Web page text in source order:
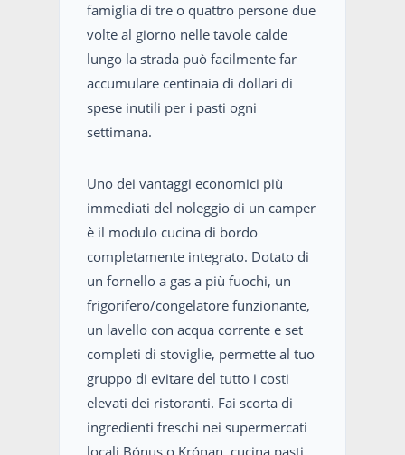
famiglia di tre o quattro persone due
volte al giorno nelle tavole calde
lungo la strada può facilmente far
accumulare centinaia di dollari di
spese inutili per i pasti ogni
settimana.
Uno dei vantaggi economici più
immediati del noleggio di un camper
è il modulo cucina di bordo
completamente integrato. Dotato di
un fornello a gas a più fuochi, un
frigorifero/congelatore funzionante,
un lavello con acqua corrente e set
completi di stoviglie, permette al tuo
gruppo di evitare del tutto i costi
elevati dei ristoranti. Fai scorta di
ingredienti freschi nei supermercati
locali Bónus o Krónan, cucina pasti